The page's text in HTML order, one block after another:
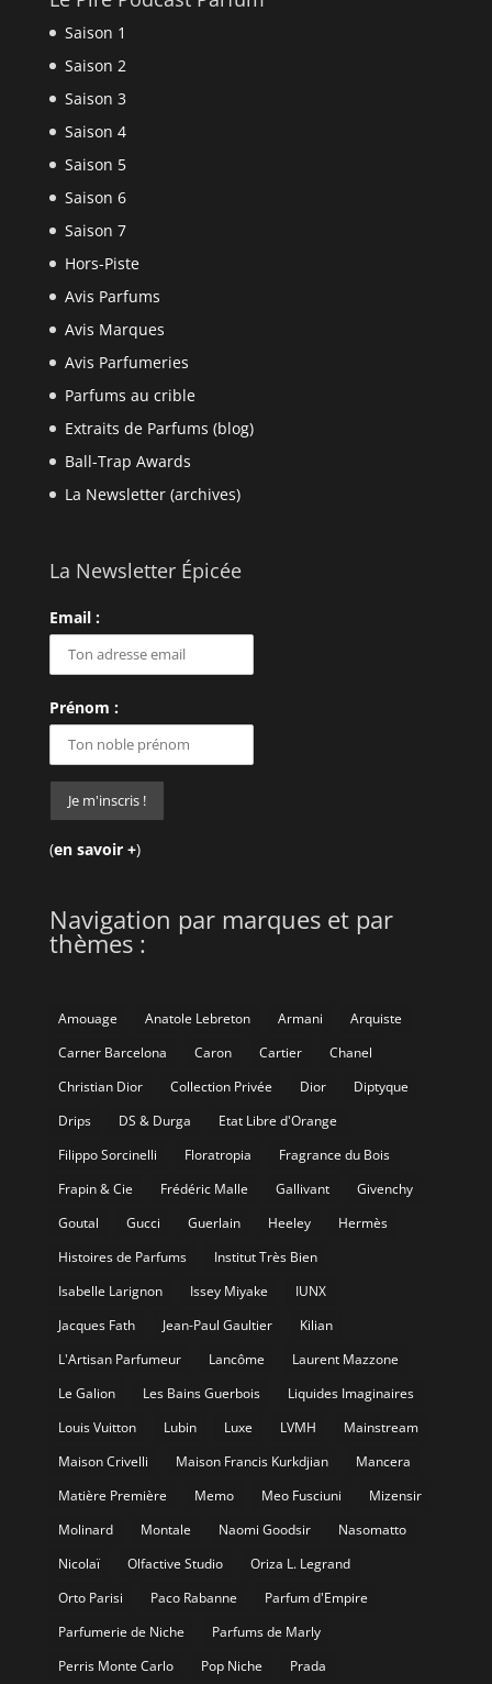
Saison 1
Saison 2
Saison 3
Saison 4
Saison 5
Saison 6
Saison 7
Hors-Piste
Avis Parfums
Avis Marques
Avis Parfumeries
Parfums au crible
Extraits de Parfums (blog)
Ball-Trap Awards
La Newsletter (archives)
La Newsletter Épicée
Email :
Prénom :
(en savoir +)
Navigation par marques et par
thèmes :
Amouage Anatole Lebreton Armani
Arquiste
Carner Barcelona
Caron Cartier
Chanel
Christian Dior
Collection Privée Dior
Diptyque
Drips
DS & Durga
Etat Libre d'Orange
Filippo Sorcinelli
Floratropia
Fragrance du Bois
Frapin & Cie
Frédéric Malle Gallivant
Givenchy
Goutal
Gucci Guerlain Heeley
Hermès
Histoires de Parfums
Institut Très Bien
Isabelle Larignon
Issey Miyake
IUNX
Jacques Fath
Jean-Paul Gaultier
Kilian
L'Artisan Parfumeur
Lancôme
Laurent Mazzone
Le Galion
Les Bains Guerbois
Liquides Imaginaires
Louis Vuitton
Lubin Luxe LVMH
Mainstream
Maison Crivelli
Maison Francis Kurkdjian
Mancera
Matière Première
Memo Meo Fusciuni
Mizensir
Molinard
Montale Naomi Goodsir
Nasomatto
Nicolaï
Olfactive Studio
Oriza L. Legrand
Orto Parisi
Paco Rabanne
Parfum d'Empire
Parfumerie de Niche
Parfums de Marly
Perris Monte Carlo
Pop Niche Prada